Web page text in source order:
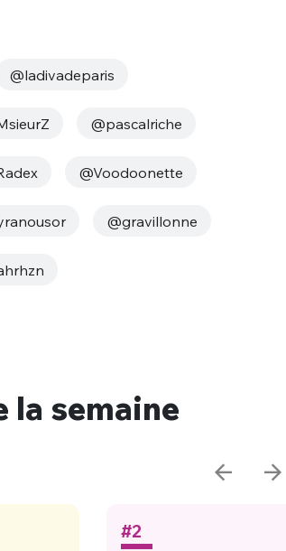
@ladivadeparis
@pascalriche
@Voodoonette
@gravillonne
la semaine
#2
Ma propre
sélection
M'INSCRIRE